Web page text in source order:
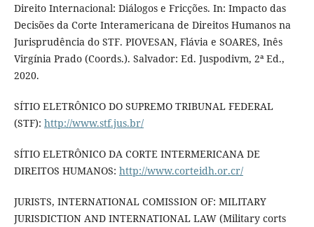
Direito Internacional: Diálogos e Fricções. In: Impacto das
Decisões da Corte Interamericana de Direitos Humanos na
Jurisprudência do STF. PIOVESAN, Flávia e SOARES, Inês
Virgínia Prado (Coords.). Salvador: Ed. Juspodivm, 2ª Ed.,
2020.
SÍTIO ELETRÔNICO DO SUPREMO TRIBUNAL FEDERAL
(STF): http://www.stf.jus.br/
SÍTIO ELETRÔNICO DA CORTE INTERMERICANA DE
DIREITOS HUMANOS: http://www.corteidh.or.cr/
JURISTS, INTERNATIONAL COMISSION OF: MILITARY
JURISDICTION AND INTERNATIONAL LAW (Military corts